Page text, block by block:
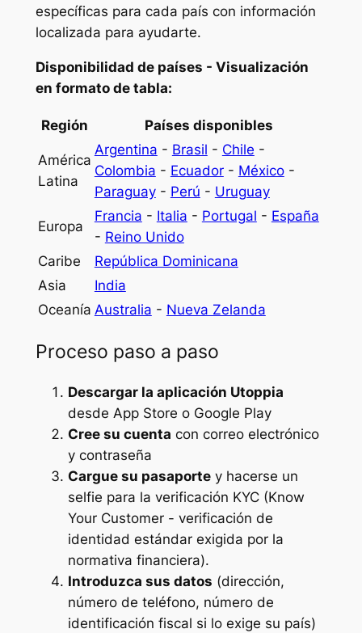
específicas para cada país con información
localizada para ayudarte.
Disponibilidad de países - Visualización
en formato de tabla:
Región Países disponibles
América
Latina
Argentina - Brasil - Chile -
Colombia - Ecuador- México-
Paraguay- Perú - Uruguay
Europa
Francia - Italia - Portugal - España
- Reino Unido
Caribe
República Dominicana
Asia
India
Oceanía Australia - Nueva Zelanda
Proceso paso a paso
Descargar la aplicación Utoppia
desde App Store o Google Play
Cree su cuenta con correo electrónico
y contraseña
Cargue su pasaportey hacerse un
selfie para la verificación KYC (Know
Your Customer - verificación de
identidad estándar exigida por la
normativa financiera).
Introduzca sus datos (dirección,
número de teléfono, número de
identificación fiscal si lo exige su país)